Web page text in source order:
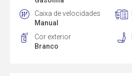
Caixa de velocidades
Manual
Cor exterior
Branco